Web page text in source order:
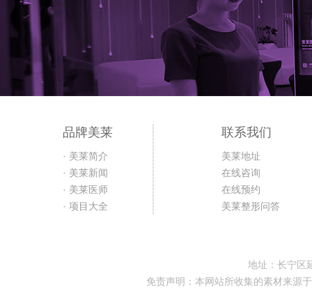
品牌美莱
· 美莱简介
· 美莱新闻
· 美莱医师
· 项目大全
联系我们
美莱地址
在线咨询
在线预约
美莱整形问答
地址：长宁区
免责声明：本网站所收集的素材来源